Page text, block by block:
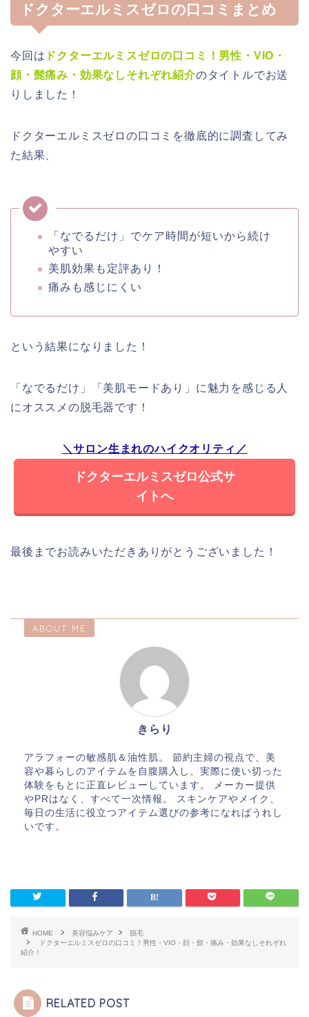
ドクターエルミスゼロの口コミまとめ
今回は ドクターエルミスゼロの口コミ！男性・VIO・
顔・髭痛み・効果なしそれぞれ紹介のタイトルでお送
りしました！
ドクターエルミスゼロの口コミを徹底的に調査してみ
た結果、
「なでるだけ」でケア時間が短いから続け
やすい
美肌効果も定評あり！
痛みも感じにくい
という結果になりました！
「なでるだけ」「美肌モードあり」に魅力を感じる人
にオススメの脱毛器です！
＼サロン生まれのハイクオリティ／
ドクターエルミスゼロ公式サ
イトへ
最後までお読みいただきありがとうございました！
ABOUT ME
きらり
アラフォーの敏感肌＆油性肌。 節約主婦の視点で、美
容や暮らしのアイテムを自腹購入し、実際に使い切った
体験をもとに正直レビューしています。 メーカー提供
やPRはなく、すべて一次情報。 スキンケアやメイク、
毎日の生活に役立つアイテム選びの参考になればうれし
いです。
HOME 美容悩みケア
脱毛
ドクターエルミスゼロの口コミ！男性・VIO・顔・髭・痛み・効果なしそれぞれ
紹介！
RELATED POST